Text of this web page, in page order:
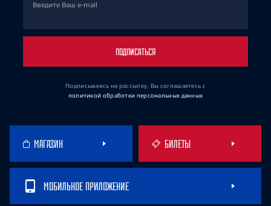
Введите Ваш e-mail
ПОДПИСАТЬСЯ
Подписываясь на рассылку, Вы соглашаетесь с
политикой обработки персональных данных
МАГАЗИН БИЛЕТЫ
МОБИЛЬНОЕ ПРИЛОЖЕНИЕ